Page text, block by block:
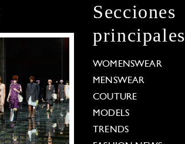
Secciones
principales
WOMENSWEAR
MENSWEAR
COUTURE
MODELS
TRENDS